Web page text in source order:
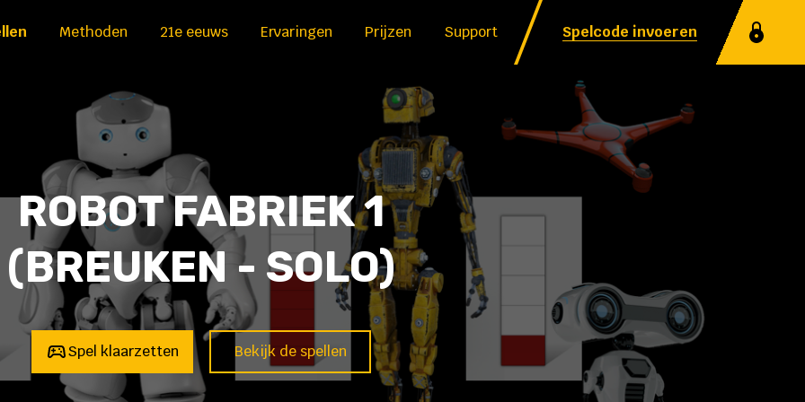
Methoden 21e eeuws Ervaringen Prijzen Support Spelcode invoeren
ROBOT FABRIEK 1
(BREUKEN - SOLO)
Spel klaarzetten Bekijk de spellen